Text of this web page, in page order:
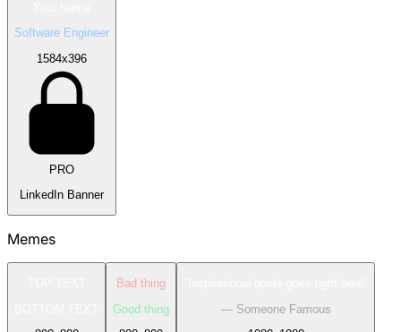
Software Engineer
1584x396
PRO
LinkedIn Banner
Memes
Bad thing
Good thing
— Someone Famous